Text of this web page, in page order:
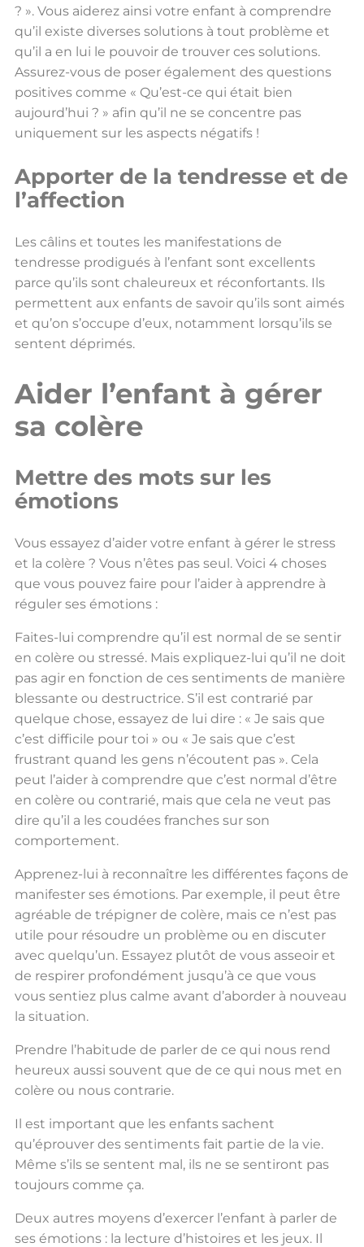
? ». Vous aiderez ainsi votre enfant à comprendre
qu’il existe diverses solutions à tout problème et
qu’il a en lui le pouvoir de trouver ces solutions.
Assurez-vous de poser également des questions
positives comme « Qu’est-ce qui était bien
aujourd’hui ? » afin qu’il ne se concentre pas
uniquement sur les aspects négatifs !
Apporter de la tendresse et de
l’affection
Les câlins et toutes les manifestations de
tendresse prodigués à l’enfant sont excellents
parce qu’ils sont chaleureux et réconfortants. Ils
permettent aux enfants de savoir qu’ils sont aimés
et qu’on s’occupe d’eux, notamment lorsqu’ils se
sentent déprimés.
Aider l’enfant à gérer
sa colère
Mettre des mots sur les
émotions
Vous essayez d’aider votre enfant à gérer le stress
et la colère ? Vous n’êtes pas seul. Voici 4 choses
que vous pouvez faire pour l’aider à apprendre à
réguler ses émotions :
Faites-lui comprendre qu’il est normal de se sentir
en colère ou stressé. Mais expliquez-lui qu’il ne doit
pas agir en fonction de ces sentiments de manière
blessante ou destructrice. S’il est contrarié par
quelque chose, essayez de lui dire : « Je sais que
c’est difficile pour toi » ou « Je sais que c’est
frustrant quand les gens n’écoutent pas ». Cela
peut l’aider à comprendre que c’est normal d’être
en colère ou contrarié, mais que cela ne veut pas
dire qu’il a les coudées franches sur son
comportement.
Apprenez-lui à reconnaître les différentes façons de
manifester ses émotions. Par exemple, il peut être
agréable de trépigner de colère, mais ce n’est pas
utile pour résoudre un problème ou en discuter
avec quelqu’un. Essayez plutôt de vous asseoir et
de respirer profondément jusqu’à ce que vous
vous sentiez plus calme avant d’aborder à nouveau
la situation.
Prendre l’habitude de parler de ce qui nous rend
heureux aussi souvent que de ce qui nous met en
colère ou nous contrarie.
Il est important que les enfants sachent
qu’éprouver des sentiments fait partie de la vie.
Même s’ils se sentent mal, ils ne se sentiront pas
toujours comme ça.
Deux autres moyens d’exercer l’enfant à parler de
ses émotions : la lecture d’histoires et les jeux. Il